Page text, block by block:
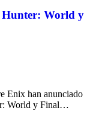
Hunter: World y
Enix han anunciado
World y Final…